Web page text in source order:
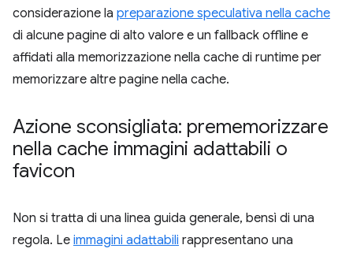
considerazione la preparazione speculativa nella cache
di alcune pagine di alto valore e un fallback offline e
affidati alla memorizzazione nella cache di runtime per
memorizzare altre pagine nella cache.
Azione sconsigliata: prememorizzare
nella cache immagini adattabili o
favicon
Non si tratta di una linea guida generale, bensì di una
regola. Le immagini adattabili rappresentano una